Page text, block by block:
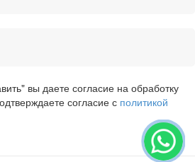
вы даете согласие на обработку
согласие с политикой